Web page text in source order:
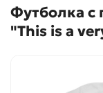
Футболка
"This is a